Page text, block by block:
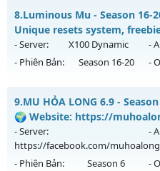
Thể loại: Mu Nguyên bản
Antihack: XShield
S2FPT - GIẢI TRÍ-DỄ CHƠI
Mu mới ra tháng 08 2026 -
ngày 07/08/2626
Exp: 500x - Drop: 20%
Thể loại: Mu Nguyên bản
Antihack: PRO
8.Luminous Mu - Season 16-
Unique resets system,
- Server: X100 Dynamic -
- Phiên Bản:
Season 16-20 -
Luminous Mu - Unique resets
Mu mới ra tháng 08 2026 -
19h ngày 09/08/2626
Exp: 100x - Drop: 30%
9.MU HỎA LONG 6.9 -
🌍 Website: https://
- Server:
https://facebook.com/muhoalong
-
- Phiên Bản: Season 6 -